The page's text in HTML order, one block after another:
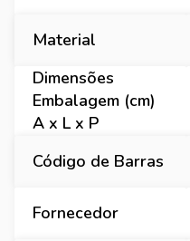
Material
Dimensões
Embalagem (cm)
A x L x P
Código de Barras
Fornecedor